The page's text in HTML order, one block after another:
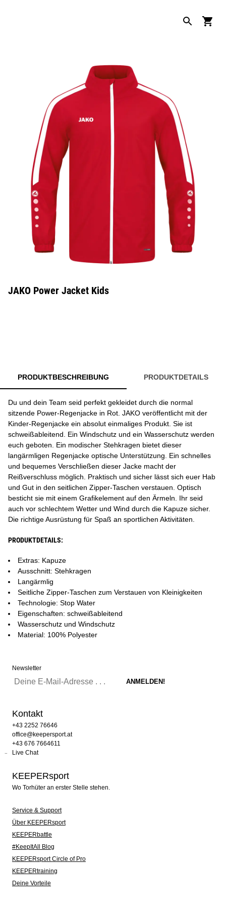
JAKO Power Jacket Kids
PRODUKTBESCHREIBUNG PRODUKTDETAILS
Du und dein Team seid perfekt gekleidet durch die normal
sitzende Power-Regenjacke in Rot. JAKO veröffentlicht mit der
Kinder-Regenjacke ein absolut einmaliges Produkt. Sie ist
schweißableitend. Ein Windschutz und ein Wasserschutz werden
euch geboten. Ein modischer Stehkragen bietet dieser
langärmligen Regenjacke optische Unterstützung. Ein schnelles
und bequemes Verschließen dieser Jacke macht der
Reißverschluss möglich. Praktisch und sicher lässt sich euer Hab
und Gut in den seitlichen Zipper-Taschen verstauen. Optisch
besticht sie mit einem Grafikelement auf den Ärmeln. Ihr seid
auch vor schlechtem Wetter und Wind durch die Kapuze sicher.
Die richtige Ausrüstung für Spaß an sportlichen Aktivitäten.
PRODUKTDETAILS:
Extras: Kapuze
Ausschnitt: Stehkragen
Langärmlig
Seitliche Zipper-Taschen zum Verstauen von Kleinigkeiten
Technologie: Stop Water
Eigenschaften: schweißableitend
Wasserschutz und Windschutz
Material: 100% Polyester
Newsletter
Kontakt
+43 2252 76646
office@keepersport.at
+43 676 7664611
Live Chat
KEEPERsport
Wo Torhüter an erster Stelle stehen.
Service & Support
Über KEEPERsport
KEEPERbattle
#KeepItAll Blog
KEEPERsport Circle of Pro
KEEPERtraining
Deine Vorteile